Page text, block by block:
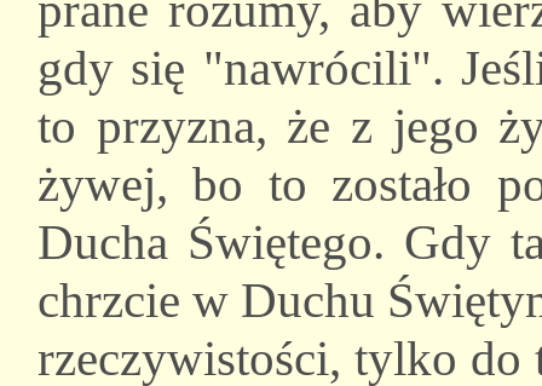
gdy się "nawrócili".
to przyzna, że z jego
żywej, bo to zostało
Ducha Świętego. Gdy
chrzcie w Duchu
rzeczywistości, tylko do